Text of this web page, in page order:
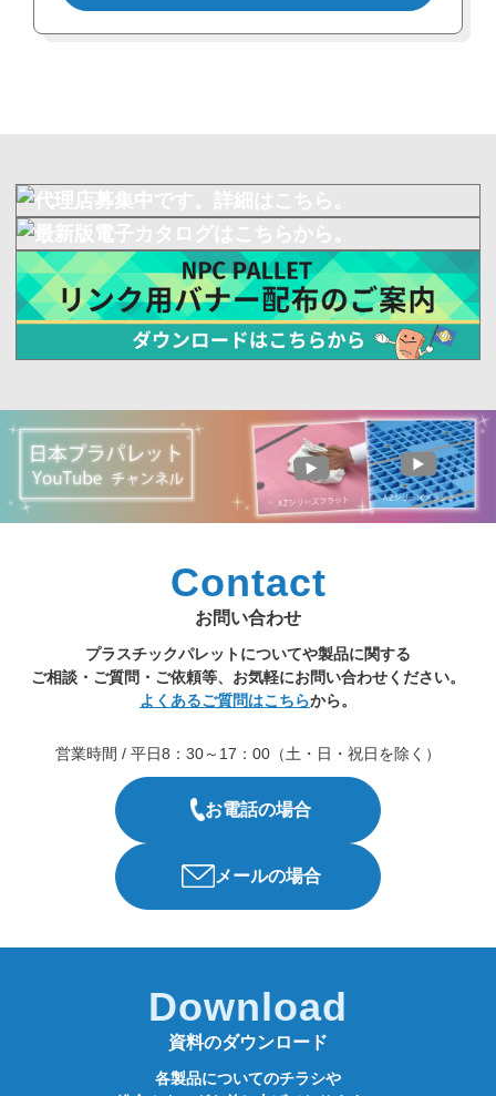
Contact
お問い合わせ
プラスチックパレットについてや製品に関する
ご相談・ご質問・ご依頼等、お気軽にお問い合わせください。
よくあるご質問はこちらから。
営業時間 / 平日8：30～17：00（土・日・祝日を除く）
お電話の場合
メールの場合
Download
資料のダウンロード
各製品についてのチラシや